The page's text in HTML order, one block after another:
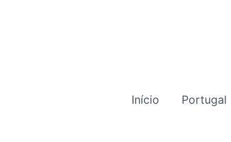
Início Portugal